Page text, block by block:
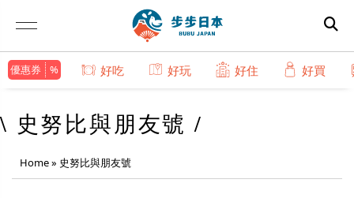
優惠券 好吃 好玩 好住 好買
\ 史努比與朋友號 /
Home» 史努比與朋友號